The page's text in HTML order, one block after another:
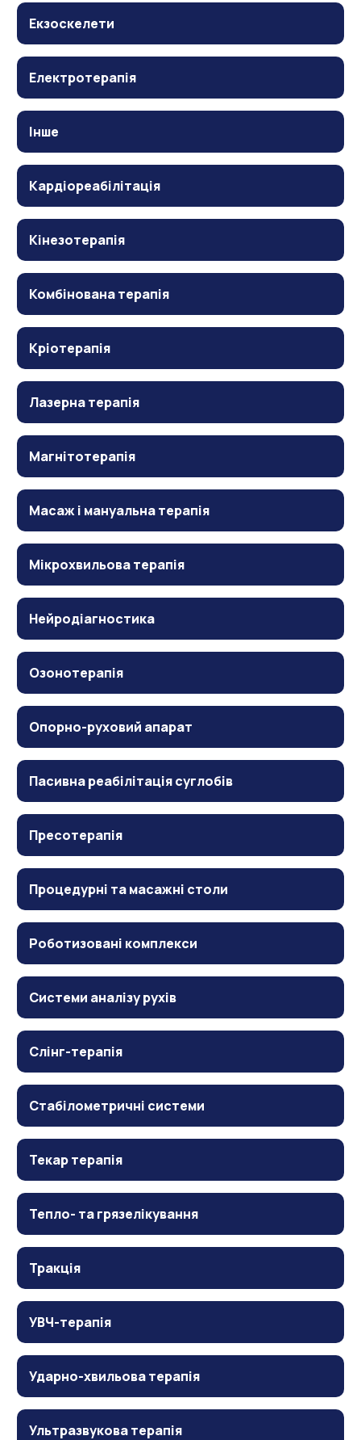
Екзоскелети
Електротерапія
Інше
Кардіореабілітація
Кінезотерапія
Комбінована терапія
Кріотерапія
Лазерна терапія
Магнітотерапія
Масаж і мануальна терапія
Мікрохвильова терапія
Нейродіагностика
Озонотерапія
Опорно-руховий апарат
Пасивна реабілітація суглобів
Пресотерапія
Процедурні та масажні столи
Роботизовані комплекси
Системи аналізу рухів
Слінг-терапія
Стабілометричні системи
Текар терапія
Тепло- та грязелікування
Тракція
УВЧ-терапія
Ударно-хвильова терапія
Ультразвукова терапія